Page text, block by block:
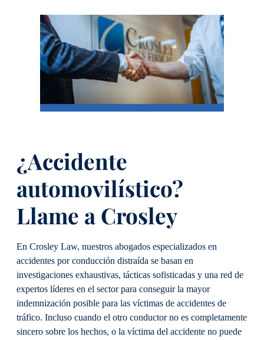
¿Accidente
automovilístico?
Llame a Crosley
En Crosley Law, nuestros abogados especializados en
accidentes por conducción distraída se basan en
investigaciones exhaustivas, tácticas sofisticadas y una red de
expertos líderes en el sector para conseguir la mayor
indemnización posible para las víctimas de accidentes de
tráfico. Incluso cuando el otro conductor no es completamente
sincero sobre los hechos, o la víctima del accidente no puede